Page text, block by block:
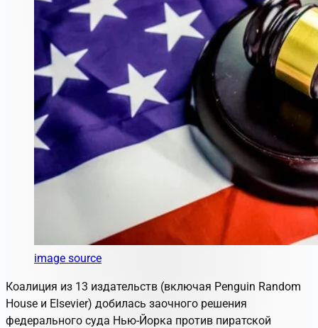
image source
Коалиция из 13 издательств (включая Penguin Random
House и Elsevier) добилась заочного решения
федерального суда Нью-Йорка против пиратской